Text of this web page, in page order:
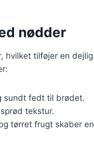
nødder
hvilket tilføjer en dejlig
sundt fedt til brødet.
tekstur.
tørret frugt skaber en